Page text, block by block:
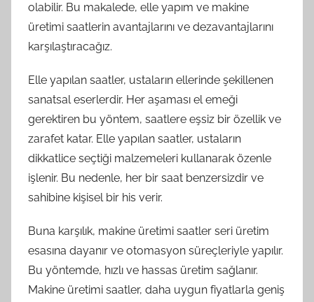
olabilir. Bu makalede, elle yapım ve makine
üretimi saatlerin avantajlarını ve dezavantajlarını
karşılaştıracağız.
Elle yapılan saatler, ustaların ellerinde şekillenen
sanatsal eserlerdir. Her aşaması el emeği
gerektiren bu yöntem, saatlere eşsiz bir özellik ve
zarafet katar. Elle yapılan saatler, ustaların
dikkatlice seçtiği malzemeleri kullanarak özenle
işlenir. Bu nedenle, her bir saat benzersizdir ve
sahibine kişisel bir his verir.
Buna karşılık, makine üretimi saatler seri üretim
esasına dayanır ve otomasyon süreçleriyle yapılır.
Bu yöntemde, hızlı ve hassas üretim sağlanır.
Makine üretimi saatler, daha uygun fiyatlarla geniş